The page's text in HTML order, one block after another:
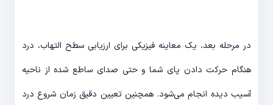
در مرحله بعد، یک معاینه فیزیکی برای ارزیابی سطح التهاب، درد
هنگام حرکت دادن پای شما و حتی صدای ساطع شده از ناحیه
آسیب دیده انجام می‌شود. همچنین تعیین دقیق زمان شروع درد